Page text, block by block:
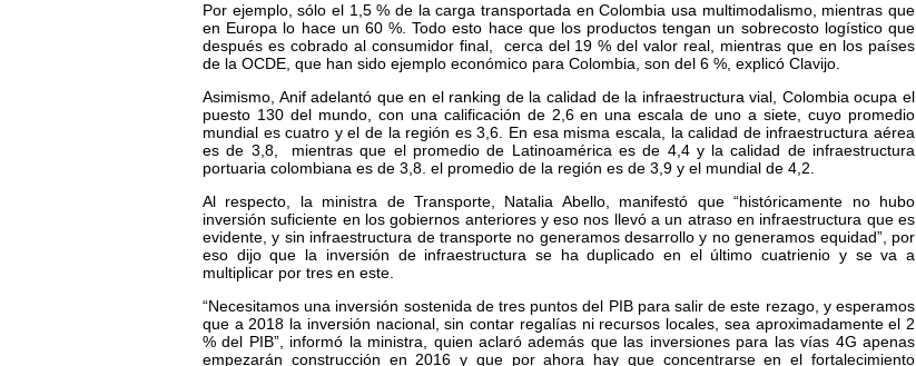
Por ejemplo, sólo el 1,5 % de la carga transportada en Colombia usa multimodalismo, mientras que
en Europa lo hace un 60 %. Todo esto hace que los productos tengan un sobrecosto logístico que
después es cobrado al consumidor final, cerca del 19 % del valor real, mientras que en los países
de la OCDE, que han sido ejemplo económico para Colombia, son del 6 %, explicó Clavijo.
Asimismo, Anif adelantó que en el ranking de la calidad de la infraestructura vial, Colombia ocupa el
puesto 130 del mundo, con una calificación de 2,6 en una escala de uno a siete, cuyo promedio
mundial es cuatro y el de la región es 3,6. En esa misma escala, la calidad de infraestructura aérea
es de 3,8, mientras que el promedio de Latinoamérica es de 4,4 y la calidad de infraestructura
portuaria colombiana es de 3,8. el promedio de la región es de 3,9 y el mundial de 4,2.
Al respecto, la ministra de Transporte, Natalia Abello, manifestó que “históricamente no hubo
inversión suficiente en los gobiernos anteriores y eso nos llevó a un atraso en infraestructura que es
evidente, y sin infraestructura de transporte no generamos desarrollo y no generamos equidad”, por
eso dijo que la inversión de infraestructura se ha duplicado en el último cuatrienio y se va a
multiplicar por tres en este.
“Necesitamos una inversión sostenida de tres puntos del PIB para salir de este rezago, y esperamos
que a 2018 la inversión nacional, sin contar regalías ni recursos locales, sea aproximadamente el 2
% del PIB”, informó la ministra, quien aclaró además que las inversiones para las vías 4G apenas
empezarán construcción en 2016 y que por ahora hay que concentrarse en el fortalecimiento